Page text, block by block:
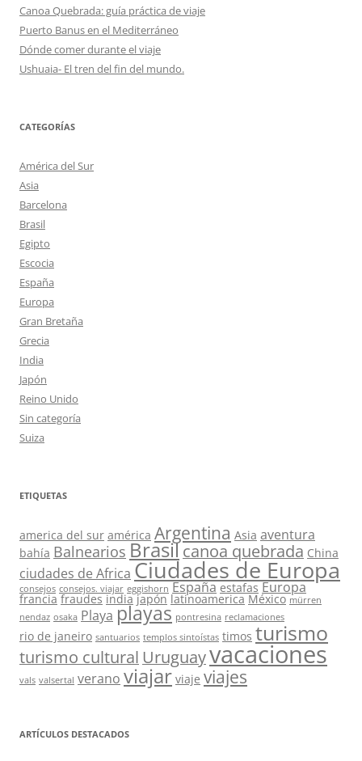
Canoa Quebrada: guía práctica de viaje
Puerto Banus en el Mediterráneo
Dónde comer durante el viaje
Ushuaia- El tren del fin del mundo.
CATEGORÍAS
América del Sur
Asia
Barcelona
Brasil
Egipto
Escocia
España
Europa
Gran Bretaña
Grecia
India
Japón
Reino Unido
Sin categoría
Suiza
ETIQUETAS
america del sur américa Argentina Asia aventura
bahía Balnearios Brasilcanoa quebrada China
ciudades de Africa Ciudades de Europa
consejos consejos. viajar eggishorn España estafas Europa
francia fraudes india japón latinoamerica México mürren
nendaz osaka Playa playas pontresina reclamaciones
rio de janeiro santuarios templos sintoístas timos turismo
turismo cultural Uruguayvacaciones
vals valsertal verano viajar viaje viajes
ARTÍCULOS DESTACADOS